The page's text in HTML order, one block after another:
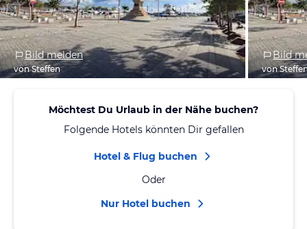
Bild melden
von Steffen
Bild
von
Möchtest Du Urlaub in der Nähe buchen?
Folgende Hotels könnten Dir gefallen
Hotel & Flug buchen
Oder
Nur Hotel buchen